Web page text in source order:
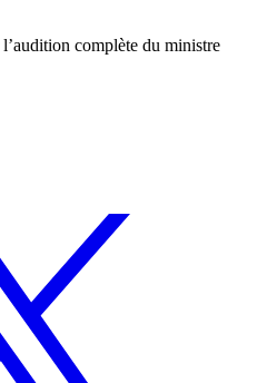
complète du ministre